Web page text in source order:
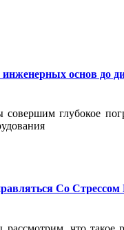
основ до
совершим глубокое
Со Стрессом